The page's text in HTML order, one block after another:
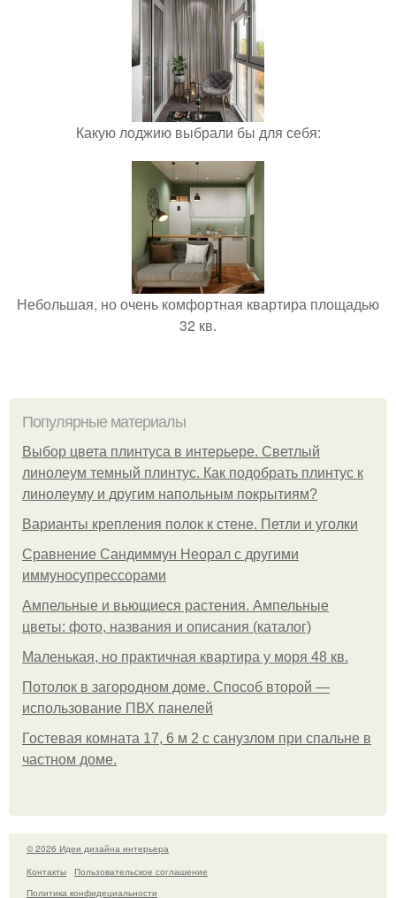
Какую лоджию выбрали бы для себя:
Небольшая, но очень комфортная квартира площадью
32 кв.
Популярные материалы
Выбор цвета плинтуса в интерьере. Светлый
линолеум темный плинтус. Как подобрать плинтус к
линолеуму и другим напольным покрытиям?
Варианты крепления полок к стене. Петли и уголки
Сравнение Сандиммун Неорал с другими
иммуносупрессорами
Ампельные и вьющиеся растения. Ампельные
цветы: фото, названия и описания (каталог)
Маленькая, но практичная квартира у моря 48 кв.
Потолок в загородном доме. Способ второй —
использование ПВХ панелей
Гостевая комната 17, 6 м 2 с санузлом при спальне в
частном доме.
© 2026 Идеи дизайна интерьера
Контакты
Пользовательское соглашение
Политика конфидециальности